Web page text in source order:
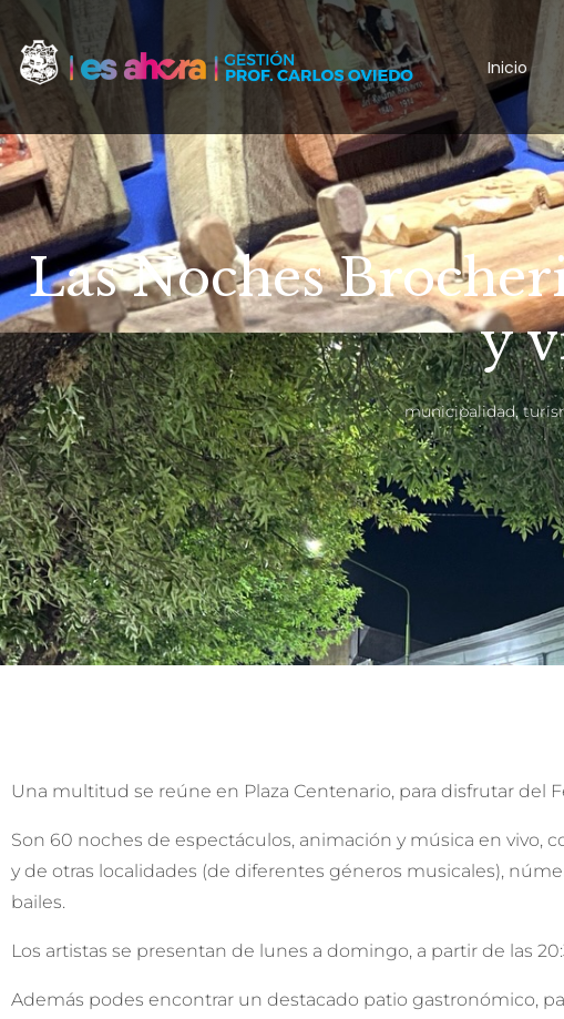
Inicio
Las Noches
y
municipalidad,
Una multitud se reúne en Plaza Centenario, para disfrutar del
Son 60 noches de espectáculos, animación y música en vivo,
y de otras localidades (de diferentes géneros musicales),
bailes.
Los artistas se presentan de lunes a domingo, a partir de las
Además podes encontrar un destacado patio gastronómico,